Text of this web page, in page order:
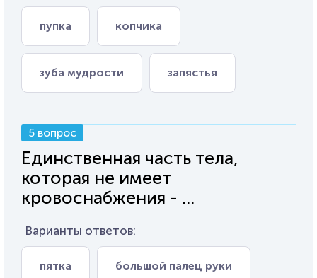
пупка копчика
зуба мудрости запястья
5 вопрос
Единственная часть тела,
которая не имеет
кровоснабжения - ...
Варианты ответов:
пятка большой палец руки